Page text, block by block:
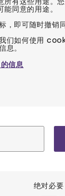
能同意的用途。
，即可随时撤销同
们如何使用
信息
绝对必要
页面导航和访
报告信息与网
与单个用户
时间？
个cookie的生
问网站
继续具有与启
行。